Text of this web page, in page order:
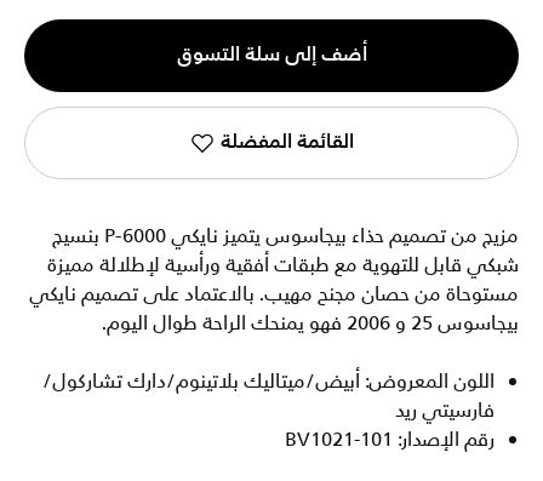
الكمية
1
أضف إلى سلة التسوق
القائمة المفضلة
مزيج من تصميم حذاء بيجاسوس يتميز نايكي P-6000 بنسيج
شبكي قابل للتهوية مع طبقات أفقية ورأسية لإطلالة مميزة
مستوحاة من حصان مجنح مهيب. بالاعتماد على تصميم نايكي
بيجاسوس 25 و 2006 فهو يمنحك الراحة طوال اليوم.
اللون المعروض: أبيض/ميتاليك بلاتينوم/دارك تشاركول/
فارسيتي ريد
رقم الإصدار: BV1021-101